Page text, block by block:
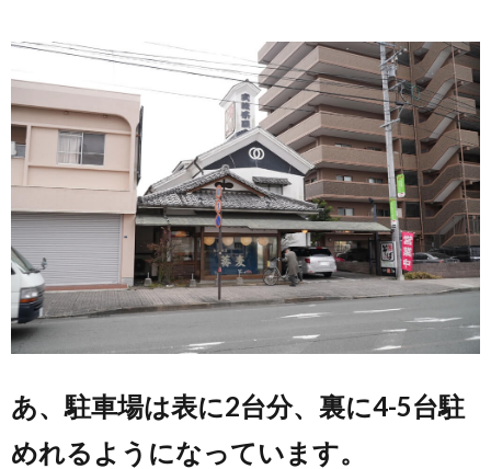
あ、駐車場は表に2台分、裏に4-5台駐
めれるようになっています。